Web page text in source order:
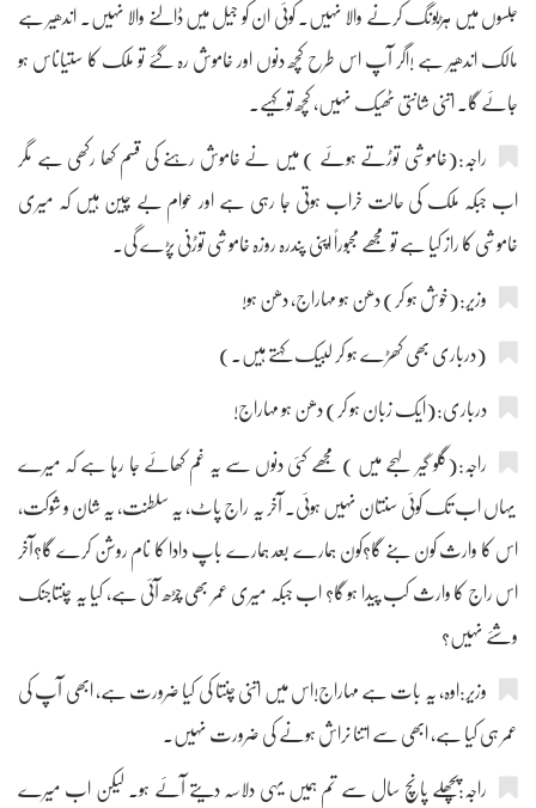
جلسوں میں ہڑبونگ کرنے والا نہیں۔ کوئی ان کو جیل میں ڈالنے والا نہیں۔ اندھیر ہے
مالک اندھیر ہے !اگر آپ اس طرح کچھ دنوں اور خاموش رہ گئے تو ملک کا ستیاناس ہو
جائے گا۔ اتنی شانتی ٹھیک نہیں، کچھ تو کہیے۔
راجہ:(خاموشی توڑتے ہوئے ) میں نے خاموش رہنے کی قسم کھا رکھی ہے مگر
اب جبکہ ملک کی حالت خراب ہوتی جا رہی ہے اور عوام بے چین ہیں کہ میری
خاموشی کا راز کیا ہے تو مجھے مجبوراً اپنی پندرہ روزہ خاموشی توڑنی پڑے گی۔
وزیر:(خوش ہو کر) دھن ہو مہاراج، دھن ہو!
(درباری بھی کھڑے ہو کر لبیک کہتے ہیں۔)
درباری:(ایک زبان ہو کر) دھن ہو مہاراج!
راجہ:(گلو گیر لہجے میں ) مجھے کئی دنوں سے یہ غم کھائے جا رہا ہے کہ میرے
یہاں اب تک کوئی سنتان نہیں ہوئی۔ آخر یہ راج پاٹ، یہ سلطنت، یہ شان و شوکت،
اس کا وارث کون بنے گا؟کون ہمارے بعد ہمارے باپ دادا کا نام روشن کرے گا؟آخر
اس راج کا وارث کب پیدا ہو گا؟ اب جبکہ میری عمر بھی چڑھ آئی ہے، کیا یہ چنتاجنک
وشئے نہیں؟
وزیر:اوہ، یہ بات ہے مہاراج!اس میں اتنی چنتا کی کیا ضرورت ہے، ابھی آپ کی
عمر ہی کیا ہے، ابھی سے اتنا نراش ہونے کی ضرورت نہیں۔
راجہ:پچھلے پانچ سال سے تم ہمیں یہی دلاسہ دیتے آئے ہو۔ لیکن اب میرے